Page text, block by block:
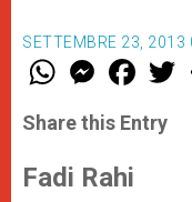
SETTEMBRE 23, 2013
W
t
s
p
p
M
e
s
e
g
e
F
a
e
b
Share this Entry
Fadi Rahi